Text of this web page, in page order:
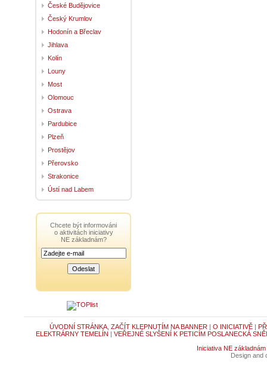
České Budějovice
Český Krumlov
Hodonín a Břeclav
Jihlava
Kolín
Louny
Most
Olomouc
Ostrava
Pardubice
Plzeň
Prostějov
Přerovsko
Strakonice
Ústí nad Labem
Chcete být informováni
o aktivitách iniciativy
NE základnám?
ÚVODNÍ STRÁNKA, ZAČÍT KLEPNUTÍM NA BANNER | O INICIATIVĚ|
ELEKTRÁRNY TEMELÍN | VEŘEJNÉ SLYŠENÍ K PETICÍM POSLANECKÁ
Iniciativa NE základnám
Design and